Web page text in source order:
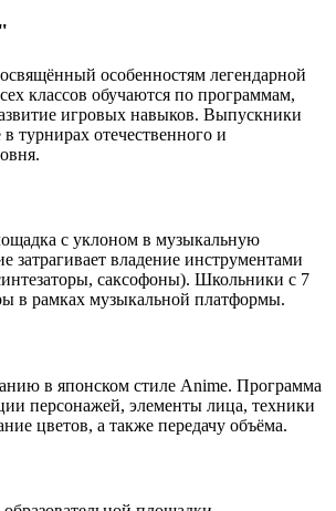
особенностям легендарной
классов обучаются по программам,
игровых навыков. Выпускники
турнирах отечественного и
с уклоном в музыкальную
затрагивает владение инструментами
саксофоны). Школьники с 7
в рамках музыкальной платформы.
в японском стиле Anime. Программа
персонажей, элементы лица, техники
цветов, а также передачу объёма.